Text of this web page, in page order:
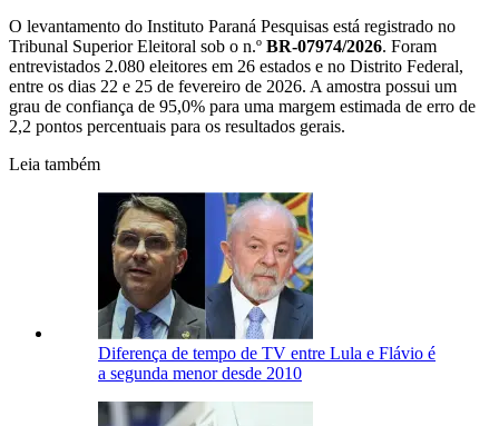
O levantamento do Instituto Paraná Pesquisas está registrado no
Tribunal Superior Eleitoral sob o n.º BR-07974/2026. Foram
entrevistados 2.080 eleitores em 26 estados e no Distrito Federal,
entre os dias 22 e 25 de fevereiro de 2026. A amostra possui um
grau de confiança de 95,0% para uma margem estimada de erro de
2,2 pontos percentuais para os resultados gerais.
Leia também
Diferença de tempo de TV entre Lula e Flávio é
a segunda menor desde 2010